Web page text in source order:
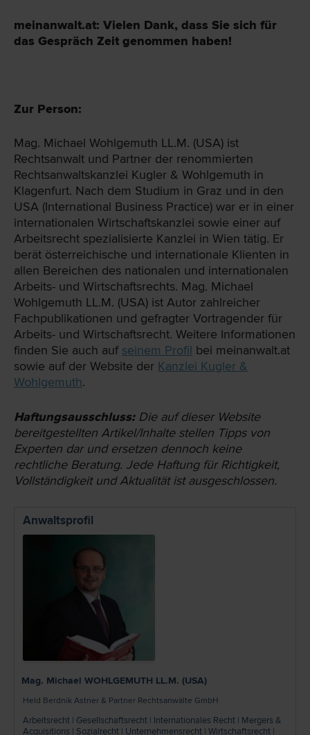
meinanwalt.at: Vielen Dank, dass Sie sich für
das Gespräch Zeit genommen haben!
Zur Person:
Mag. Michael Wohlgemuth LL.M. (USA) ist
Rechtsanwalt und Partner der renommierten
Rechtsanwaltskanzlei Kugler & Wohlgemuth in
Klagenfurt. Nach dem Studium in Graz und in den
USA (International Business Practice) war er in einer
internationalen Wirtschaftskanzlei sowie einer auf
Arbeitsrecht spezialisierte Kanzlei in Wien tätig. Er
berät österreichische und internationale Klienten in
allen Bereichen des nationalen und internationalen
Arbeits- und Wirtschaftsrechts. Mag. Michael
Wohlgemuth LL.M. (USA) ist Autor zahlreicher
Fachpublikationen und gefragter Vortragender für
Arbeits- und Wirtschaftsrecht. Weitere Informationen
finden Sie auch auf seinem Profil bei meinanwalt.at
sowie auf der Website der Kanzlei Kugler &
Wohlgemuth.
Haftungsausschluss: Die auf dieser Website
bereit­gestellten Artikel/Inhalte stellen Tipps von
Experten dar und ersetzen dennoch keine
rechtliche Beratung. Jede Haftung für Richtigkeit,
Vollständigkeit und Aktualität ist ausgeschlossen.
Anwaltsprofil
Mag. Michael WOHLGEMUTH LL.M. (USA)
Held Berdnik Astner & Partner Rechtsanwälte GmbH
Arbeitsrecht | Gesellschaftsrecht | Internationales Recht | Mergers &
Acquisitions | Sozialrecht | Unternehmensrecht | Wirtschaftsrecht |